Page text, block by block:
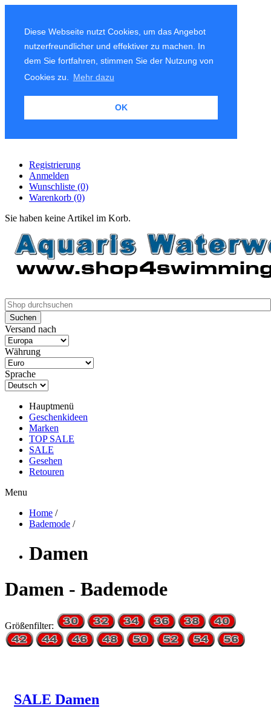
Diese Webseite nutzt Cookies, um das Angebot
nutzerfreundlicher und effektiver zu machen. In
dem Sie fortfahren, stimmen Sie der Nutzung von
Cookies zu.
Mehr dazu
OK
Registrierung
Anmelden
Wunschliste (0)
Warenkorb (0)
Sie haben keine Artikel im Korb.
Versand nach
Währung
Sprache
Hauptmenü
Geschenkideen
Marken
TOP SALE
SALE
Gesehen
Retouren
Menu
Home /
Bademode /
Damen
Damen - Bademode
Größenfilter:
SALE Damen